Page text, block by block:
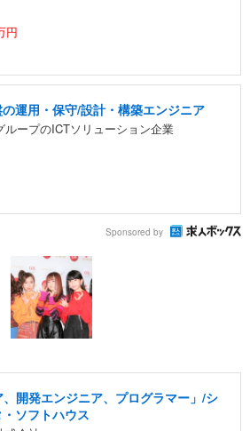
円
運用・保守/設計・構築エンジニア
ループのICTソリューション企業
Sponsored by
開発エンジニア、プログラマー」/シ
ソフトハウス